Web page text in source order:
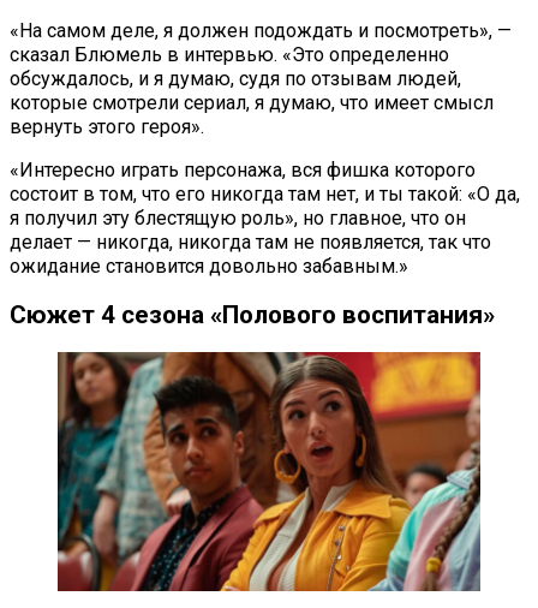
«На самом деле, я должен подождать и посмотреть», —
сказал Блюмель в интервью. «Это определенно
обсуждалось, и я думаю, судя по отзывам людей,
которые смотрели сериал, я думаю, что имеет смысл
вернуть этого героя».
«Интересно играть персонажа, вся фишка которого
состоит в том, что его никогда там нет, и ты такой: «О да,
я получил эту блестящую роль», но главное, что он
делает — никогда, никогда там не появляется, так что
ожидание становится довольно забавным.»
Сюжет 4 сезона «Полового воспитания»